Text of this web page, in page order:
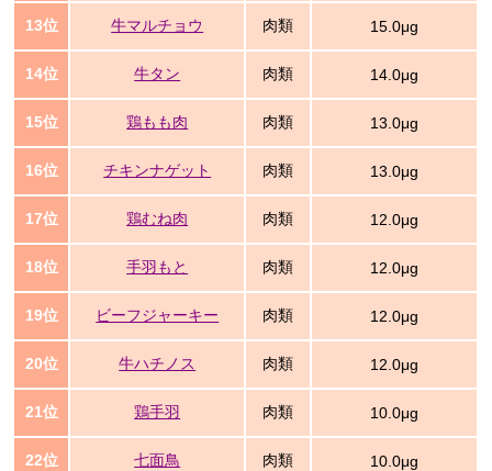
13位 牛マルチョウ 肉類 15.0μg
14位 牛タン 肉類 14.0μg
15位 鶏もも肉 肉類 13.0μg
16位 チキンナゲット 肉類 13.0μg
17位 鶏むね肉 肉類 12.0μg
18位 手羽もと 肉類 12.0μg
19位 ビーフジャーキー 肉類 12.0μg
20位 牛ハチノス 肉類 12.0μg
21位 鶏手羽 肉類 10.0μg
22位 七面鳥 肉類 10.0μg